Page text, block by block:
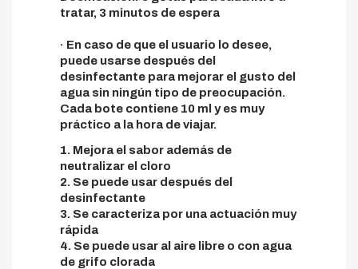
tratar, 3 minutos de espera
· En caso de que el usuario lo desee,
puede usarse después del
desinfectante para mejorar el gusto del
agua sin ningún tipo de preocupación.
Cada bote contiene 10 ml y es muy
práctico a la hora de viajar.
1. Mejora el sabor además de
neutralizar el cloro
2. Se puede usar después del
desinfectante
3. Se caracteriza por una actuación muy
rápida
4. Se puede usar al aire libre o con agua
de grifo clorada